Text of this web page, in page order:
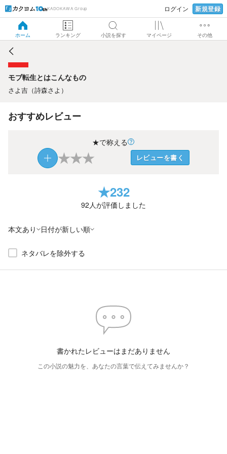
KADOKAWA Group ログイン 新規登録
ホーム ランキング 小説を探す マイページ その他
モブ転生とはこんなもの
モブ転生とはこんなもの
さよ吉（詩森さよ）
おすすめレビュー
★で称える
★★★ レビューを書く
★232
92人が評価しました
本文あり 日付が新しい順
ネタバレを除外する
書かれたレビューはまだありません
この小説の魅力を、あなたの言葉で伝えてみませんか？